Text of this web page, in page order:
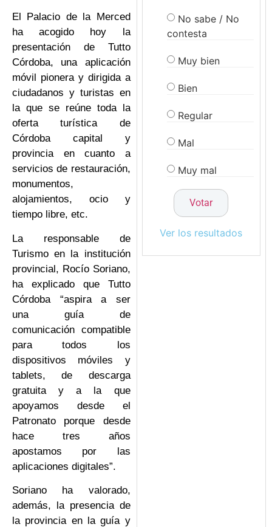
El Palacio de la Merced
ha acogido hoy la
presentación de Tutto
Córdoba, una aplicación
móvil pionera y dirigida a
ciudadanos y turistas en
la que se reúne toda la
oferta turística de
Córdoba capital y
provincia en cuanto a
servicios de restauración,
monumentos,
alojamientos, ocio y
tiempo libre, etc.
La responsable de
Turismo en la institución
provincial, Rocío Soriano,
ha explicado que Tutto
Córdoba “aspira a ser
una guía de
comunicación compatible
para todos los
dispositivos móviles y
tablets, de descarga
gratuita y a la que
apoyamos desde el
Patronato porque desde
hace tres años
apostamos por las
aplicaciones digitales”.
Soriano ha valorado,
además, la presencia de
la provincia en la guía y
No sabe / No
contesta
Muy bien
Bien
Regular
Mal
Muy mal
Ver los resultados